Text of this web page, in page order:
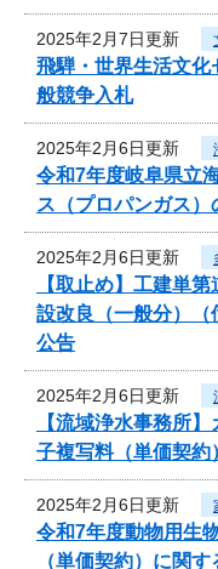
2025年2月7日更新
飛騨・世界生活文化
般競争入札
2025年2月6日更新
令和7年度岐阜県立
ス（プロパンガス）
2025年2月6日更新
【取止め】工建単
設改良（一般分）（
公告
2025年2月6日更新
【流域浄水事務所
子複写料（単価契約
2025年2月6日更新
令和7年度動物用生
（単価契約）に関